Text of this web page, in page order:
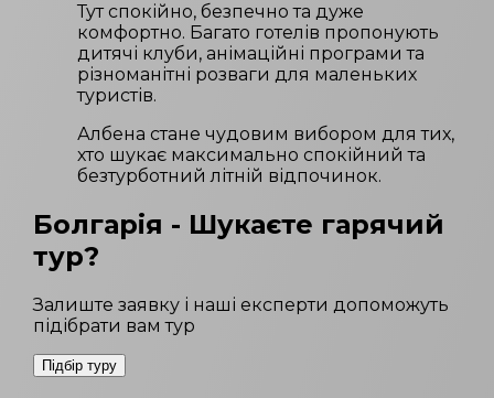
Тут спокійно, безпечно та дуже
комфортно. Багато готелів пропонують
дитячі клуби, анімаційні програми та
різноманітні розваги для маленьких
туристів.
Албена стане чудовим вибором для тих,
хто шукає максимально спокійний та
безтурботний літній відпочинок.
Болгарія - Шукаєте гарячий
тур?
Залиште заявку і наші експерти допоможуть
підібрати вам тур
Підбір туру